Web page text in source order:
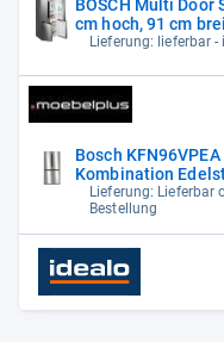
BOSCH Multi Door
cm hoch, 91 cm
Lieferung: lieferbar
Bosch
Kombination
Lieferung: Lieferbar
Bestellung